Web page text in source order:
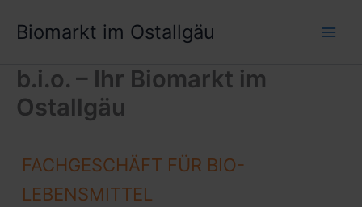
InhaltBiomarkt im Ostallgäu
b.i.o. – Ihr Biomarkt im
Ostallgäu
FACHGESCHÄFT FÜR BIO-
LEBENSMITTEL